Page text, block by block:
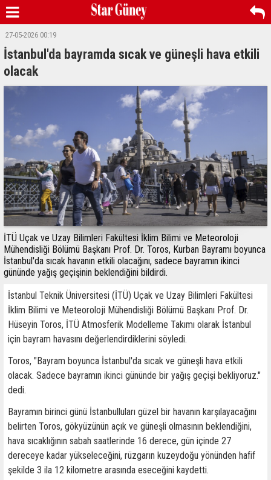
27-05-2026 00:19
İstanbul'da bayramda sıcak ve güneşli hava etkili
olacak
İTÜ Uçak ve Uzay Bilimleri Fakültesi İklim Bilimi ve Meteoroloji
Mühendisliği Bölümü Başkanı Prof. Dr. Toros, Kurban Bayramı boyunca
İstanbul'da sıcak havanın etkili olacağını, sadece bayramın ikinci
gününde yağış geçişinin beklendiğini bildirdi.
İstanbul Teknik Üniversitesi (İTÜ) Uçak ve Uzay Bilimleri Fakültesi
İklim Bilimi ve Meteoroloji Mühendisliği Bölümü Başkanı Prof. Dr.
Hüseyin Toros, İTÜ Atmosferik Modelleme Takımı olarak İstanbul
için bayram havasını değerlendirdiklerini söyledi.
Toros, "Bayram boyunca İstanbul'da sıcak ve güneşli hava etkili
olacak. Sadece bayramın ikinci gününde bir yağış geçişi bekliyoruz."
dedi.
Bayramın birinci günü İstanbulluları güzel bir havanın karşılayacağını
belirten Toros, gökyüzünün açık ve güneşli olmasının beklendiğini,
hava sıcaklığının sabah saatlerinde 16 derece, gün içinde 27
dereceye kadar yükseleceğini, rüzgarın kuzeydoğu yönünden hafif
şekilde 3 ila 12 kilometre arasında eseceğini kaydetti.